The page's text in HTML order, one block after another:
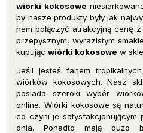
wiórki kokosowe
by nasze produkty były jak
nam połączyć atrakcyjną cenę
przepysznym, wyrazistym
kupując wiórki kokosowe w
Jeśli jesteś fanem
wiórków kokosowych. Nasz
posiada szeroki wybór
online. Wiórki kokosowe są
co czyni je satysfakcjonującym
dnia. Ponadto mają dużo